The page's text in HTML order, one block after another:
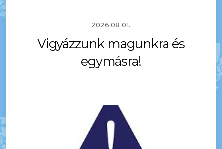
2026.08.01.
Vigyázzunk magunkra és
egymásra!